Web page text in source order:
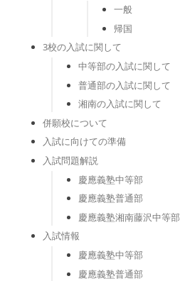
一般
帰国
3校の入試に関して
中等部の入試に関して
普通部の入試に関して
湘南の入試に関して
併願校について
入試に向けての準備
入試問題解説
慶應義塾中等部
慶應義塾普通部
慶應義塾湘南藤沢中等部
入試情報
慶應義塾中等部
慶應義塾普通部